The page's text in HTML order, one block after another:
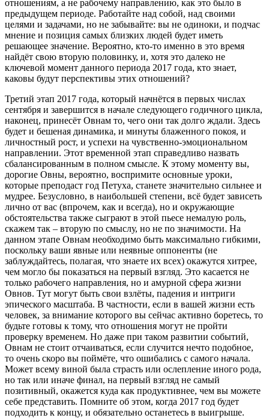
отношениям, а не рабочему направлению, как это было в
предыдущем периоде. Работайте над собой, над своими
целями и задачами, но не забывайте: вы не одиноки, и подчас
мнение и позиция самых близких людей будет иметь
решающее значение. Вероятно, кто-то именно в это время
найдёт свою вторую половинку, и, хотя это далеко не
ключевой момент данного периода 2017 года, кто знает,
каковы будут перспективы этих отношений?
Третий этап 2017 года, который начнётся в первых числах
сентября и завершится в начале следующего годичного цикла,
наконец, принесёт Овнам то, чего они так долго ждали. Здесь
будет и бешеная динамика, и минуты блаженного покоя, и
личностный рост, и успехи на чувственно-эмоциональном
направлении. Этот временной этап справедливо назвать
сбалансированным в полном смысле. К этому моменту вы,
дорогие Овны, вероятно, воспримите основные уроки,
которые преподаст год Петуха, станете значительно сильнее и
мудрее. Безусловно, в наибольшей степени, всё будет зависеть
лично от вас (впрочем, как и всегда), но и окружающие
обстоятельства также сыграют в этой пьесе немалую роль,
скажем так – вторую по смыслу, но не по значимости. На
данном этапе Овнам необходимо быть максимально гибкими,
поскольку ваши явные или неявные оппоненты (не
заблуждайтесь, полагая, что знаете их всех) окажутся хитрее,
чем могло бы показаться на первый взгляд. Это касается не
только рабочего направления, но и амурной сфера жизни
Овнов. Тут могут быть свои взлёты, падения и интриги
эпического масштаба. В частности, если в вашей жизни есть
человек, за внимание которого вы сейчас активно боретесь, то
будьте готовы к тому, что отношения могут не пройти
проверку временем. Но даже при таком развитии событий,
Овнам не стоит отчаиваться, если случится нечто подобное,
то очень скоро вы поймёте, что ошибались с самого начала.
Может всему виной была страсть или ослепление иного рода,
но так или иначе финал, на первый взгляд не самый
позитивный, окажется куда как продуктивнее, чем вы можете
себе представить. Помните об этом, когда 2017 год будет
подходить к концу, и обязательно останетесь в выигрыше.